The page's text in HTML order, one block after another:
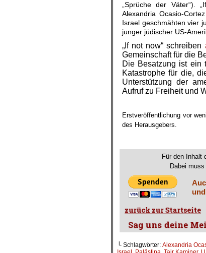
„Sprüche der Väter“).
Alexandria Ocasio-Cortez
Israel geschmähten vier
junger jüdischer US-
„If not now“ schreiben
Gemeinschaft für die
Die Besatzung ist ein
Katastrophe für die,
Unterstützung der
Aufruf zu Freiheit und
Erstveröffentlichung vor
des Herausgebers.
Für den Inhalt
Dabei
└ Schlagwörter: Alexandria